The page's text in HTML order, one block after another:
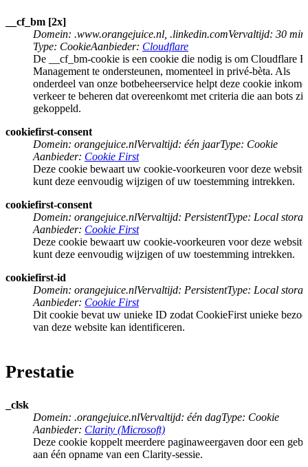
__cf_bm [2x]
Domein: .www.orangejuice.nl, .linkedin.comVervaltijd: 30
Type: CookieAanbieder: Cloudflare
De __cf_bm-cookie is een cookie die nodig is om Cloudflare
Management te ondersteunen, momenteel in privé-bèta. Als
onderdeel van onze botbeheerservice helpt deze cookie
verkeer te beheren dat overeenkomt met criteria die aan bots
gekoppeld.
cookiefirst-consent
Domein: orangejuice.nlVervaltijd: één jaarType: Cookie
Aanbieder: Cookie First
Deze cookie bewaart uw cookie-voorkeuren voor deze
kunt deze eenvoudig wijzigen of uw toestemming intrekken.
cookiefirst-consent
Domein: orangejuice.nlVervaltijd: PersistentType: Local
Aanbieder: Cookie First
Deze cookie bewaart uw cookie-voorkeuren voor deze
kunt deze eenvoudig wijzigen of uw toestemming intrekken.
cookiefirst-id
Domein: orangejuice.nlVervaltijd: PersistentType: Local
Aanbieder: Cookie First
Dit cookie bevat uw unieke ID zodat CookieFirst unieke
van deze website kan identificeren.
Prestatie
_clsk
Domein: .orangejuice.nlVervaltijd: één dagType: Cookie
Aanbieder: Clarity (Microsoft)
Deze cookie koppelt meerdere paginaweergaven door een
aan één opname van een Clarity-sessie.